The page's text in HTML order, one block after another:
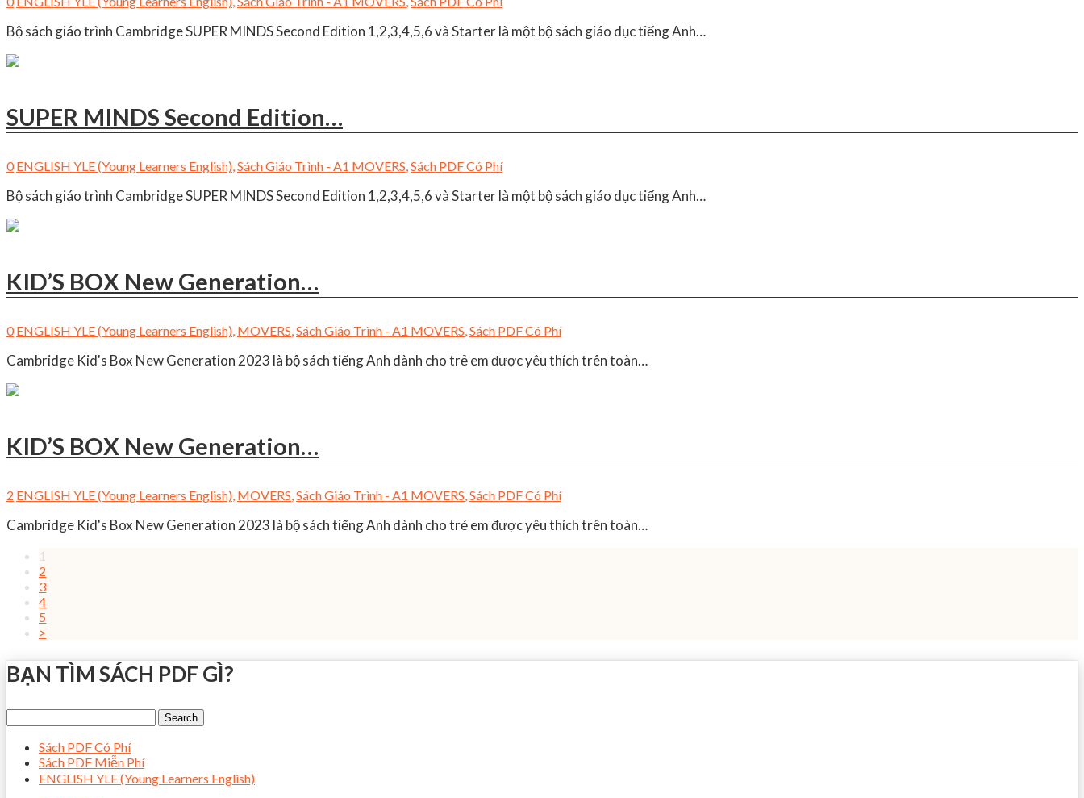
Bộ sách giáo trình Cambridge SUPER MINDS Second Edition 1,2,3,4,5,6 và Starter là một bộ sách giáo dục tiếng Anh…
SUPER MINDS Second Edition…
0 ENGLISH YLE (Young Learners English),Sách Giáo Trình - A1 MOVERS,Sách PDF Có Phí
Bộ sách giáo trình Cambridge SUPER MINDS Second Edition 1,2,3,4,5,6 và Starter là một bộ sách giáo dục tiếng Anh…
KID’S BOX New Generation…
0 ENGLISH YLE (Young Learners English), MOVERS,Sách Giáo Trình - A1 MOVERS,Sách PDF Có Phí
Cambridge Kid's Box New Generation 2023 là bộ sách tiếng Anh dành cho trẻ em được yêu thích trên toàn…
KID’S BOX New Generation…
2 ENGLISH YLE (Young Learners English), MOVERS,Sách Giáo Trình - A1 MOVERS,Sách PDF Có Phí
Cambridge Kid's Box New Generation 2023 là bộ sách tiếng Anh dành cho trẻ em được yêu thích trên toàn…
1
2
3
4
5
>
BẠN TÌM SÁCH PDF GÌ?
Sách PDF Có Phí
Sách PDF Miễn Phí
ENGLISH YLE (Young Learners English)